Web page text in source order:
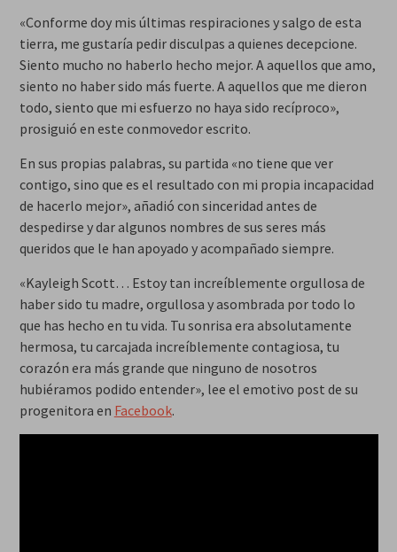
«Conforme doy mis últimas respiraciones y salgo de esta
tierra, me gustaría pedir disculpas a quienes decepcione.
Siento mucho no haberlo hecho mejor. A aquellos que amo,
siento no haber sido más fuerte. A aquellos que me dieron
todo, siento que mi esfuerzo no haya sido recíproco»,
prosiguió en este conmovedor escrito.
En sus propias palabras, su partida «no tiene que ver
contigo, sino que es el resultado con mi propia incapacidad
de hacerlo mejor», añadió con sinceridad antes de
despedirse y dar algunos nombres de sus seres más
queridos que le han apoyado y acompañado siempre.
«Kayleigh Scott… Estoy tan increíblemente orgullosa de
haber sido tu madre, orgullosa y asombrada por todo lo
que has hecho en tu vida. Tu sonrisa era absolutamente
hermosa, tu carcajada increíblemente contagiosa, tu
corazón era más grande que ninguno de nosotros
hubiéramos podido entender», lee el emotivo post de su
progenitora en Facebook.